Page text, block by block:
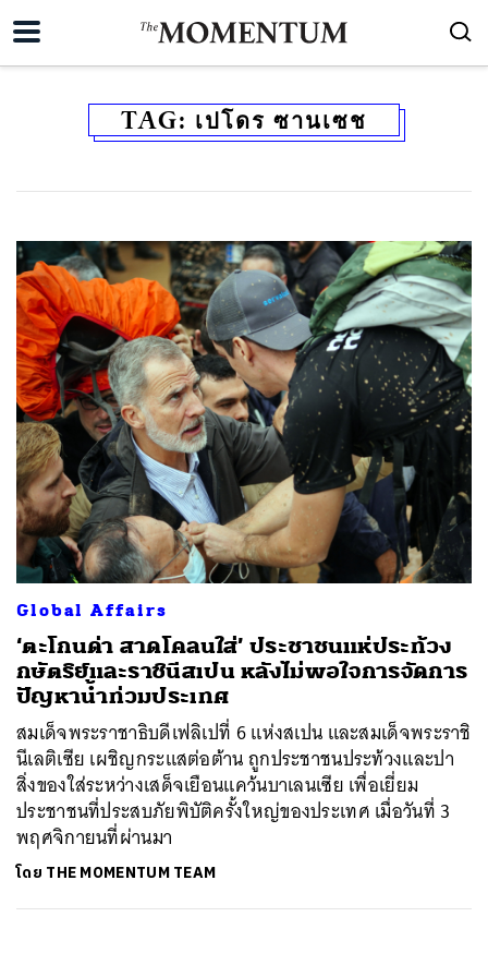
TAG: เปโดร ซานเซช
Global Affairs
‘ตะโกนด่า สาดโคลนใส่’ ประชาชนแห่ประท้วง
กษัตริย์และราชินีสเปน หลังไม่พอใจการจัดการ
ปัญหาน้ำท่วมประเทศ
สมเด็จพระราชาธิบดีเฟลิเปที่ 6 แห่งสเปน และสมเด็จพระราชิ
นีเลติเซีย เผชิญกระแสต่อต้าน ถูกประชาชนประท้วงและปา
สิ่งของใส่ระหว่างเสด็จเยือนแคว้นบาเลนเซีย เพื่อเยี่ยม
ประชาชนที่ประสบภัยพิบัติครั้งใหญ่ของประเทศ เมื่อวันที่ 3
พฤศจิกายนที่ผ่านมา
โดย THE MOMENTUM TEAM
ค้นหา
SHARE